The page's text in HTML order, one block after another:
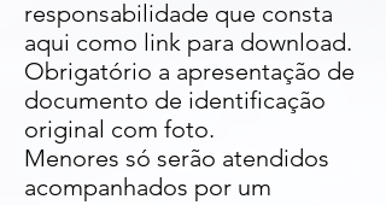
responsabilidade que consta
aqui como link para download.
Obrigatório a apresentação de
documento de identificação
original com foto.
Menores só serão atendidos
acompanhados por um